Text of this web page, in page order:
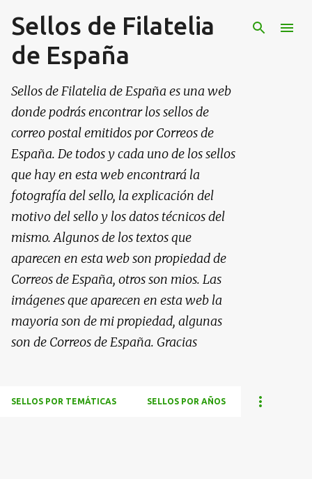
Ir al contenido principal
Sellos de Filatelia
de España
Sellos de Filatelia de España es una web
donde podrás encontrar los sellos de
correo postal emitidos por Correos de
España. De todos y cada uno de los sellos
que hay en esta web encontrará la
fotografía del sello, la explicación del
motivo del sello y los datos técnicos del
mismo. Algunos de los textos que
aparecen en esta web son propiedad de
Correos de España, otros son mios. Las
imágenes que aparecen en esta web la
mayoria son de mi propiedad, algunas
son de Correos de España. Gracias
SELLOS POR TEMÁTICAS SELLOS POR AÑOS